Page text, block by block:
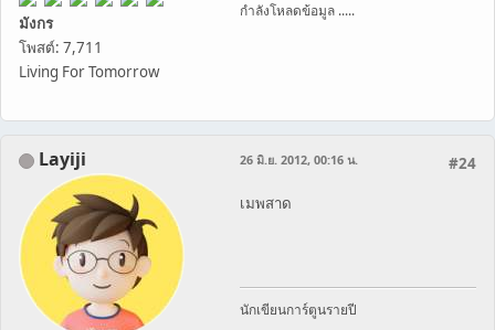
มังกร
โพสต์: 7,711
Living For Tomorrow
กำลังโหลดข้อมูล .....
Layiji #24
26 มิ.ย. 2012, 00:16 น.
เมพสาด
นักเขียนการ์ตูนรายปี